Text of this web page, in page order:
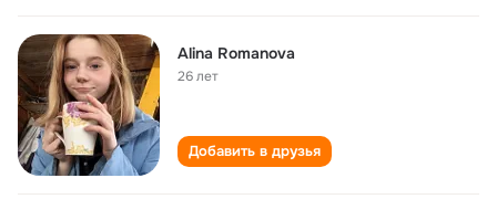
Alina Romanova
26 лет
Добавить в друзья